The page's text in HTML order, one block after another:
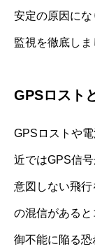
安定の原因に
監視を徹底しま
GPSロスト
GPSロストや
近ではGPS信
意図しない飛
の混信がある
御不能に陥る